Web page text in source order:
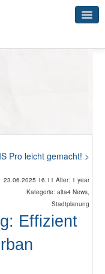
Geo-Cloud
Smart City
Pro leicht gemacht! >
23.06.2025 16:11 Alter: 1 year
Kategorie: alta4 News,
Stadtplanung
Effizient